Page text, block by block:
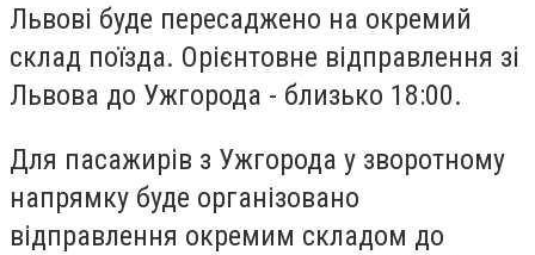
Львові буде пересаджено на окремий
склад поїзда. Орієнтовне відправлення зі
Львова до Ужгорода - близько 18:00.
Для пасажирів з Ужгорода у зворотному
напрямку буде організовано
відправлення окремим складом до